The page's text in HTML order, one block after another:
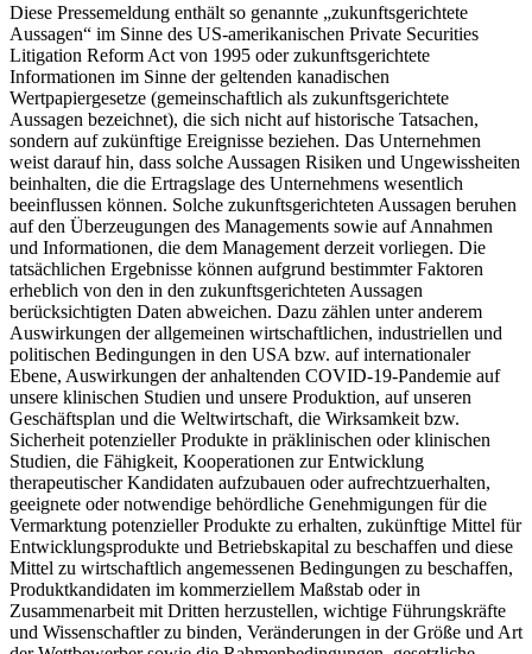
Diese Pressemeldung enthält so genannte „zukunftsgerichtete
Aussagen“ im Sinne des US-amerikanischen Private Securities
Litigation Reform Act von 1995 oder zukunftsgerichtete
Informationen im Sinne der geltenden kanadischen
Wertpapiergesetze (gemeinschaftlich als zukunftsgerichtete
Aussagen bezeichnet), die sich nicht auf historische Tatsachen,
sondern auf zukünftige Ereignisse beziehen. Das Unternehmen
weist darauf hin, dass solche Aussagen Risiken und Ungewissheiten
beinhalten, die die Ertragslage des Unternehmens wesentlich
beeinflussen können. Solche zukunftsgerichteten Aussagen beruhen
auf den Überzeugungen des Managements sowie auf Annahmen
und Informationen, die dem Management derzeit vorliegen. Die
tatsächlichen Ergebnisse können aufgrund bestimmter Faktoren
erheblich von den in den zukunftsgerichteten Aussagen
berücksichtigten Daten abweichen. Dazu zählen unter anderem
Auswirkungen der allgemeinen wirtschaftlichen, industriellen und
politischen Bedingungen in den USA bzw. auf internationaler
Ebene, Auswirkungen der anhaltenden COVID-19-Pandemie auf
unsere klinischen Studien und unsere Produktion, auf unseren
Geschäftsplan und die Weltwirtschaft, die Wirksamkeit bzw.
Sicherheit potenzieller Produkte in präklinischen oder klinischen
Studien, die Fähigkeit, Kooperationen zur Entwicklung
therapeutischer Kandidaten aufzubauen oder aufrechtzuerhalten,
geeignete oder notwendige behördliche Genehmigungen für die
Vermarktung potenzieller Produkte zu erhalten, zukünftige Mittel für
Entwicklungsprodukte und Betriebskapital zu beschaffen und diese
Mittel zu wirtschaftlich angemessenen Bedingungen zu beschaffen,
Produktkandidaten im kommerziellem Maßstab oder in
Zusammenarbeit mit Dritten herzustellen, wichtige Führungskräfte
und Wissenschaftler zu binden, Veränderungen in der Größe und Art